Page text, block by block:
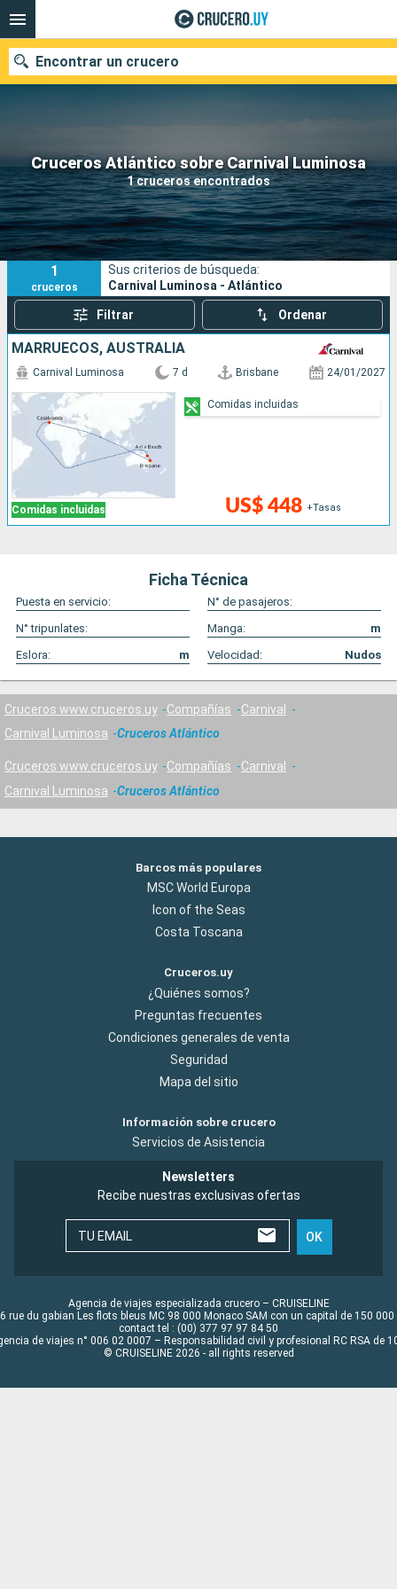
Cruceros Atlántico sobre Carnival Luminosa
1 cruceros encontrados
Encontrar un crucero
Nuestros destinos
Fecha de salida
Puertos Compañías
Buscar
1
cruceros
Sus criterios de búsqueda:
Carnival Luminosa - Atlántico
Filtrar Ordenar
MARRUECOS, AUSTRALIA
Comidas incluidas
Carnival Luminosa 7 d Brisbane 24/01/2027
US$ 448 +Tasas
Comidas incluidas
Ficha Técnica
Puesta en servicio:
N° de pasajeros:
N° tripunlates:
Manga:
m
Eslora:
m Velocidad: Nudos
Cruceros www.cruceros.uy Compañías
Carnival
Carnival Luminosa
Cruceros Atlántico
Cruceros www.cruceros.uy Compañías
Carnival
Carnival Luminosa
Cruceros Atlántico
Barcos más populares
MSC World Europa
Icon of the Seas
Costa Toscana
Cruceros.uy
¿Quiénes somos?
Preguntas frecuentes
Condiciones generales de venta
Seguridad
Mapa del sitio
Información sobre crucero
Servicios de Asistencia
Newsletters
Recibe nuestras exclusivas ofertas
TU EMAIL OK
Agencia de viajes especializada crucero – CRUISELINE
rue du gabian Les flots bleus MC 98 000 Monaco SAM con un capital de 150 000
contact tel : (00) 377 97 97 84 50
de viajes n° 006 02 0007 – Responsabilidad civil y profesional RC RSA de
© CRUISELINE 2026 - all rights reserved